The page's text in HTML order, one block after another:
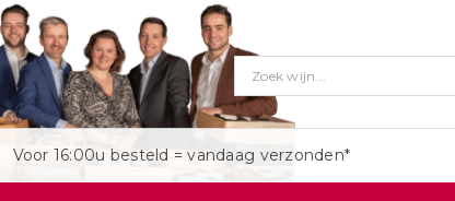
Voor 16:00u besteld = vandaag verzonden*